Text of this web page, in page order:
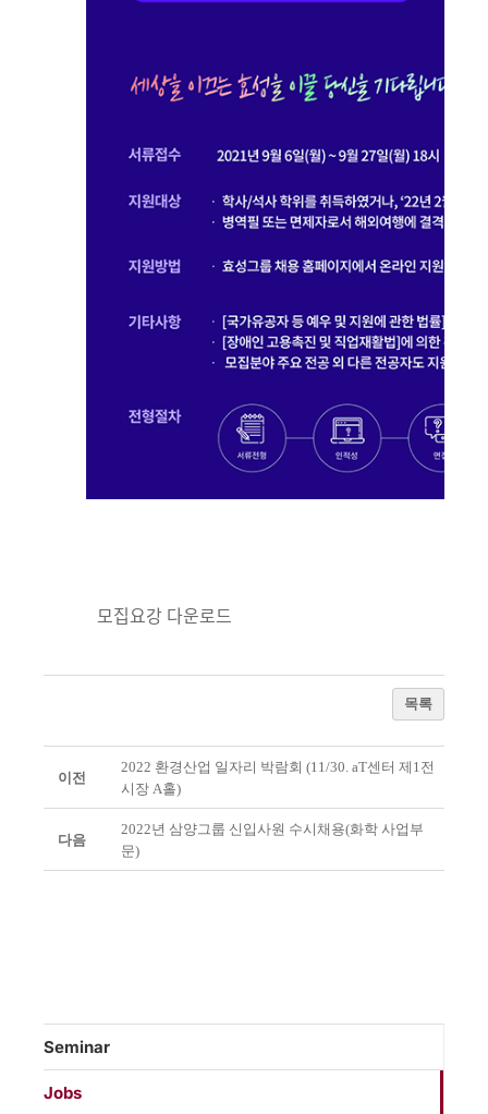
모집요강 다운로드
목록
이전
2022 환경산업 일자리 박람회 (11/30. aT센터 제1전
시장 A홀)
다음
2022년 삼양그룹 신입사원 수시채용(화학 사업부
문)
Seminar
Jobs